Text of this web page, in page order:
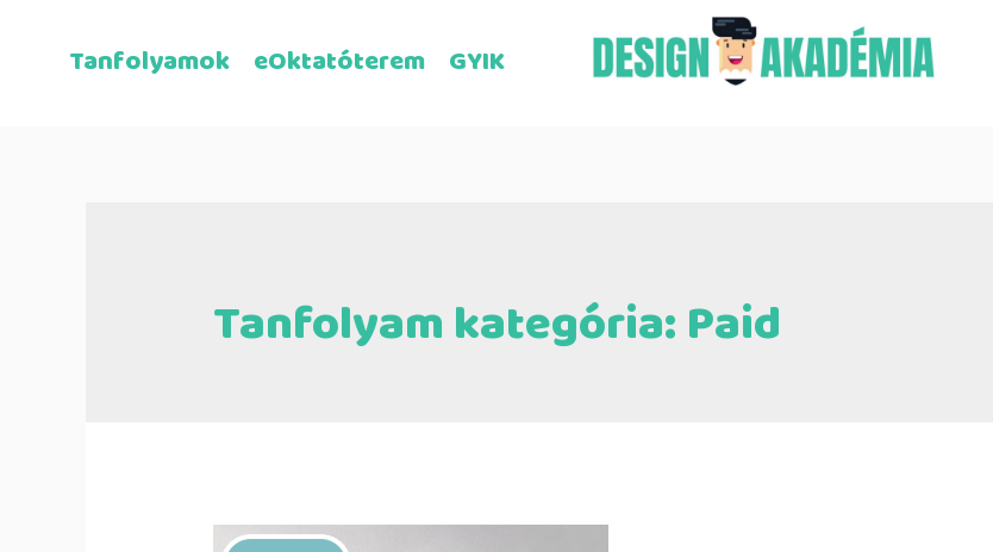
Tanfolyamok eOktatóterem GYIK
Tanfolyam kategória:Paid